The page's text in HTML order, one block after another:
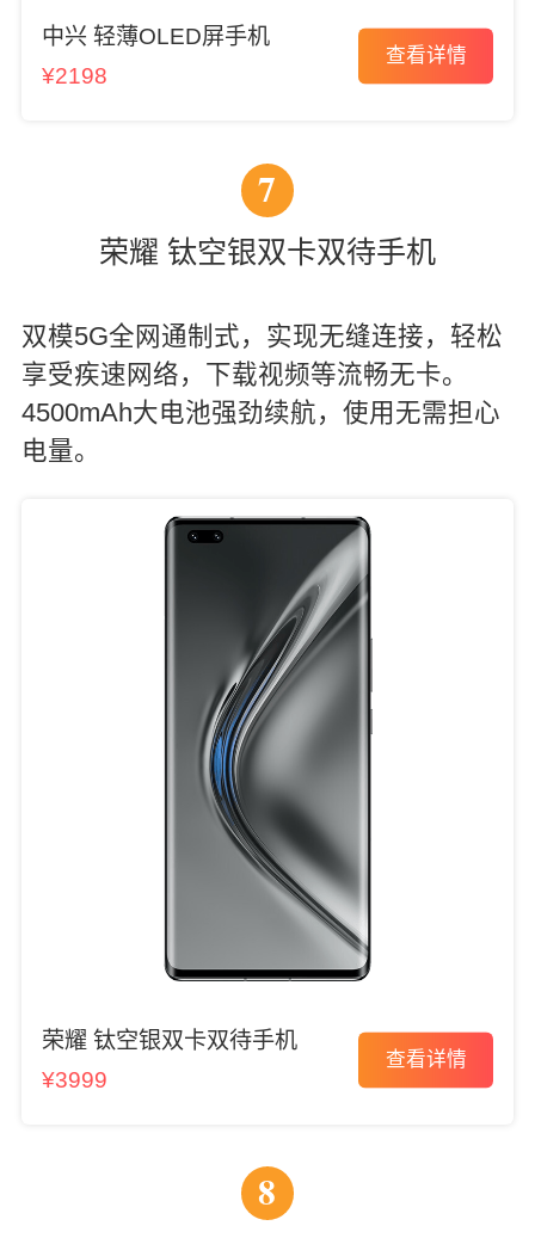
中兴 轻薄OLED屏手机
¥2198
查看详情
7
荣耀 钛空银双卡双待手机
双模5G全网通制式，实现无缝连接，轻松
享受疾速网络，下载视频等流畅无卡。
4500mAh大电池强劲续航，使用无需担心
电量。
荣耀 钛空银双卡双待手机
¥3999
查看详情
8